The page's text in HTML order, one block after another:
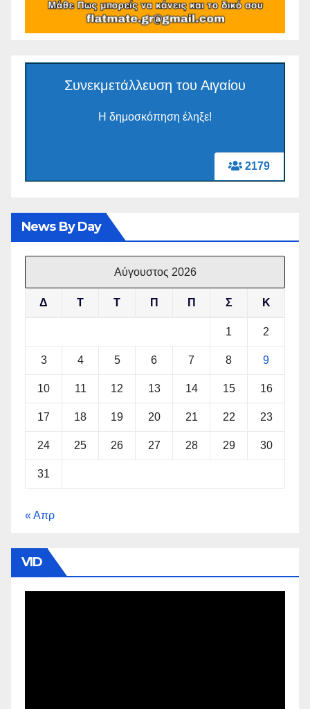
2179
Συνεκμετάλλευση του Αιγαίου
Η δημοσκόπηση έληξε!
News By Day
Αύγουστος 2026
Δ Τ Τ Π Π Σ Κ
1 2
3 4 5 6 7 8 9
10 11 12 13 14 15 16
17 18 19 20 21 22 23
24 25 26 27 28 29 30
31
« Απρ
VID